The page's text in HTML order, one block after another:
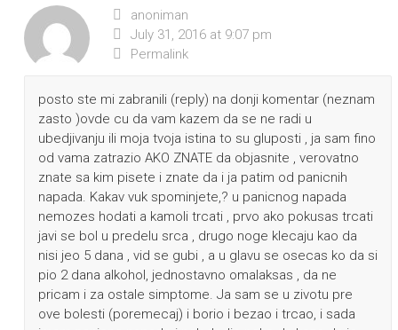
anoniman
July 31, 2016 at 9:07 pm
Permalink
posto ste mi zabranili (reply) na donji komentar (neznam
zasto )ovde cu da vam kazem da se ne radi u
ubedjivanju ili moja tvoja istina to su gluposti , ja sam fino
od vama zatrazio AKO ZNATE da objasnite , verovatno
znate sa kim pisete i znate da i ja patim od panicnih
napada. Kakav vuk spominjete,? u panicnog napada
nemozes hodati a kamoli trcati , prvo ako pokusas trcati
javi se bol u predelu srca , drugo noge klecaju kao da
nisi jeo 5 dana , vid se gubi , a u glavu se osecas ko da si
pio 2 dana alkohol, jednostavno omalaksas , da ne
pricam i za ostale simptome. Ja sam se u zivotu pre
ove bolesti (poremecaj) i borio i bezao i trcao, i sada